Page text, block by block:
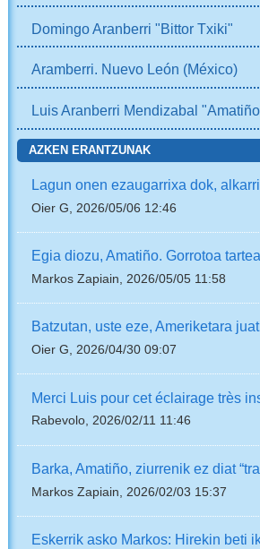
Domingo Aranberri "Bittor Txiki"
Aramberri. Nuevo León (México)
Luis Aranberri Mendizabal
AZKEN ERANTZUNAK
Lagun onen ezaugarrixa dok,
Oier G, 2026/05/06 12:46
Egia diozu, Amatiño. Gorrotoa
Markos Zapiain, 2026/05/05 11:58
Batzutan, uste eze, Ameriketara
Oier G, 2026/04/30 09:07
Merci Luis pour cet éclairage très
Rabevolo, 2026/02/11 11:46
Barka, Amatiño, ziurrenik ez diat
Markos Zapiain, 2026/02/03 15:37
Eskerrik asko Markos: Hirekin beti